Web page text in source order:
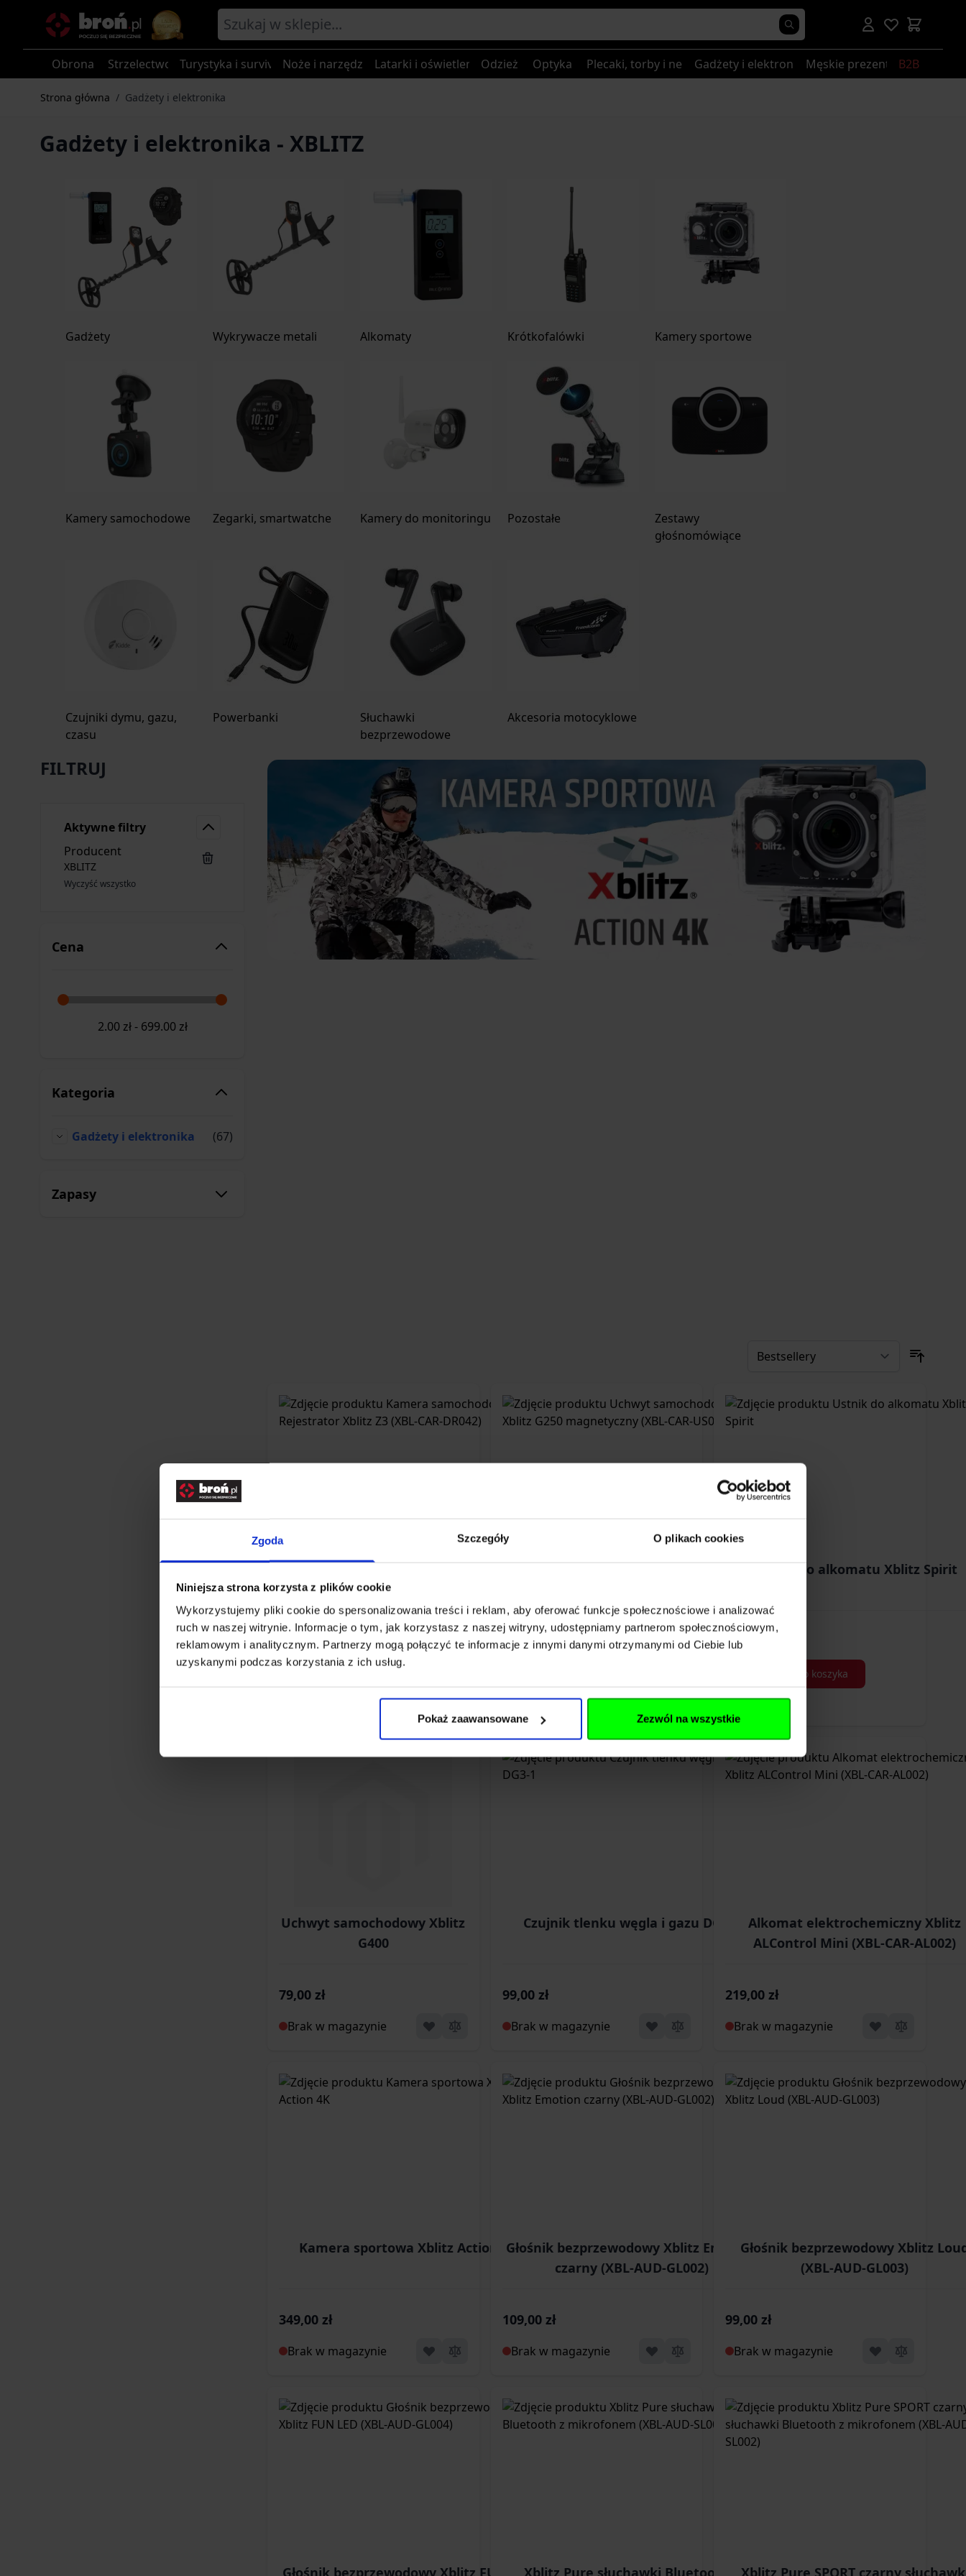
Zgoda Szczegóły O plikach cookies
Niniejsza strona korzysta z plików cookie
Wykorzystujemy pliki cookie do spersonalizowania treści i reklam, aby oferować funkcje społecznościowe i analizować
ruch w naszej witrynie. Informacje o tym, jak korzystasz z naszej witryny, udostępniamy partnerom społecznościowym,
reklamowym i analitycznym. Partnerzy mogą połączyć te informacje z innymi danymi otrzymanymi od Ciebie lub
uzyskanymi podczas korzystania z ich usług.
Pokaż zaawansowane Zezwól na wszystkie
Obrona Strzelectwo Turystyka i survival Noże i narzędzia Latarki i oświetlenieOdzież Optyka Plecaki, torby i nerkiGadżety i elektronikaMęskie prezenty B2B
Strona główna / Gadżety i elektronika
Gadżety i elektronika - XBLITZ
Gadżety Wykrywacze metali Alkomaty Krótkofalówki Kamery sportowe
Kamery samochodowe Zegarki, smartwatche Kamery do monitoringu Pozostałe
Zestawy
głośnomówiące
Czujniki dymu, gazu,
czasu
Powerbanki
Słuchawki
bezprzewodowe
Akcesoria motocyklowe
FILTRUJ
Aktywne filtry
Producent
XBLITZ
Wyczyść wszystko
Cena
2.00 zł - 699.00 zł
Kategoria
Gadżety i elektronika
Gadżety i elektronika (67)
Zapasy
Kamera samochodowa Rejestrator
Xblitz Z3 (XBL-CAR-DR042)
179,00 zł
Uchwyt samochodowy Xblitz G250
59,00 zł
Ustnik do alkomatu Xblitz Spirit
2,00 zł
Dodaj do koszyka
Uchwyt samochodowy Xblitz
G400
79,00 zł
Brak w magazynie
Czujnik tlenku węgla i gazu DG3-1
99,00 zł
Brak w magazynie
Alkomat elektrochemiczny Xblitz
ALControl Mini (XBL-CAR-AL002)
219,00 zł
Brak w magazynie
Kamera sportowa Xblitz Action 4K
349,00 zł
Brak w magazynie
Głośnik bezprzewodowy Xblitz Emotion
czarny (XBL-AUD-GL002)
109,00 zł
Brak w magazynie
Głośnik bezprzewodowy Xblitz
(XBL-AUD-GL003)
99,00 zł
Brak w magazynie
Głośnik bezprzewodowy Xblitz FUN LEDXblitz Pure słuchawki Bluetooth z Xblitz Pure SPORT czarny